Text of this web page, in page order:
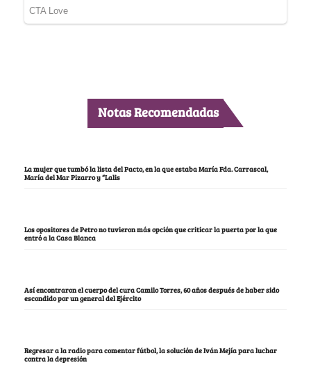
Notas Recomendadas
La mujer que tumbó la lista del Pacto, en la que estaba María Fda. Carrascal,
María del Mar Pizarro y “Lalis
Los opositores de Petro no tuvieron más opción que criticar la puerta por la que
entró a la Casa Blanca
Así encontraron el cuerpo del cura Camilo Torres, 60 años después de haber sido
escondido por un general del Ejército
Regresar a la radio para comentar fútbol, la solución de Iván Mejía para luchar
contra la depresión